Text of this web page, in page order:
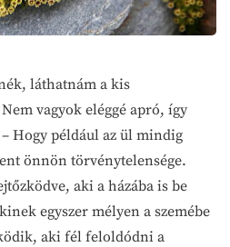
láthatnám a kis
vagyok eléggé apró, így
Hogy például az ül mindig
önnön törvénytelensége.
aki a házába is be
egyszer mélyen a szemébe
aki fél feloldódni a